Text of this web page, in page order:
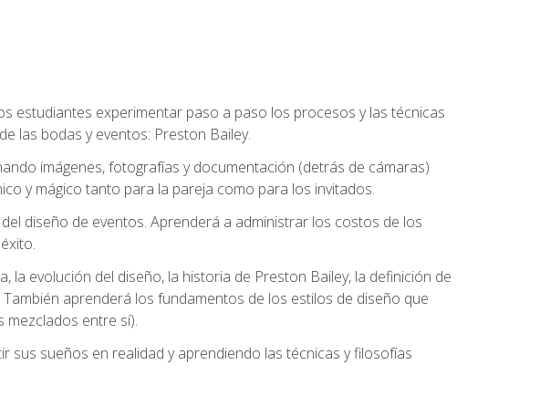
estudiantes experimentar paso a paso los procesos y las técnicas
las bodas y eventos: Preston Bailey.
imágenes, fotografías y documentación (detrás de cámaras)
y mágico tanto para la pareja como para los invitados.
diseño de eventos. Aprenderá a administrar los costos de los
evolución del diseño, la historia de Preston Bailey, la definición de
aprenderá los fundamentos de los estilos de diseño que
mezclados entre sí).
sueños en realidad y aprendiendo las técnicas y filosofías